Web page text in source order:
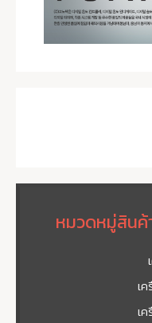
หมวดหมู่สินค้
เ
เ